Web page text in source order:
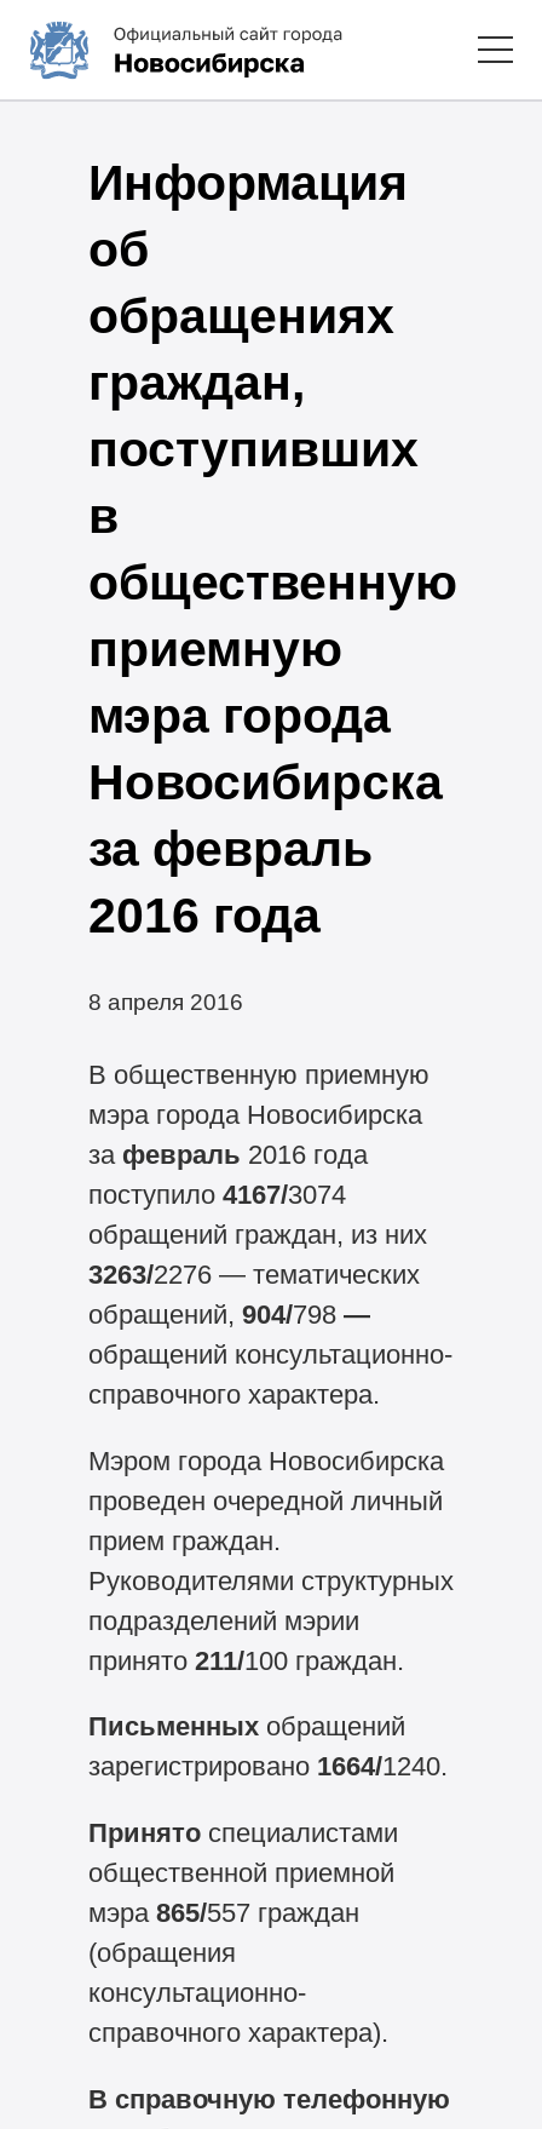
Информация
об
обращениях
граждан,
поступивших
в
общественную
приемную
мэра города
Новосибирска
за февраль
2016 года
8 апреля 2016
В общественную приемную
мэра города Новосибирска
за февраль 2016 года
поступило 4167/3074
обращений граждан, из них
3263/2276 — тематических
обращений, 904/798—
обращений консультационно-
справочного характера.
Мэром города Новосибирска
проведен очередной личный
прием граждан.
Руководителями структурных
подразделений мэрии
принято 211/100 граждан.
Письменных обращений
зарегистрировано1664/1240.
Принятоспециалистами
общественной приемной
мэра865/557 граждан
(обращения
консультационно-
справочного характера).
В справочную телефонную